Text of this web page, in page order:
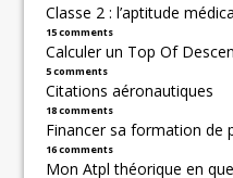
Classe 2 : l’aptitude
15 comments
Calculer un Top Of
5 comments
Citations aéronautiques
18 comments
Financer sa formation de
16 comments
Mon Atpl théorique en